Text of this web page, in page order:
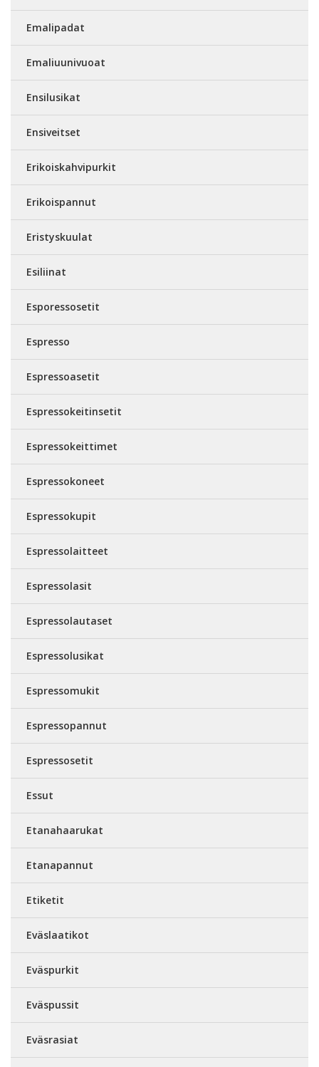
Emalipadat
Emaliuunivuoat
Ensilusikat
Ensiveitset
Erikoiskahvipurkit
Erikoispannut
Eristyskuulat
Esiliinat
Esporessosetit
Espresso
Espressoasetit
Espressokeitinsetit
Espressokeittimet
Espressokoneet
Espressokupit
Espressolaitteet
Espressolasit
Espressolautaset
Espressolusikat
Espressomukit
Espressopannut
Espressosetit
Essut
Etanahaarukat
Etanapannut
Etiketit
Eväslaatikot
Eväspurkit
Eväspussit
Eväsrasiat